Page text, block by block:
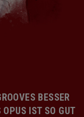
BESSER
OPUS IST SO GUT